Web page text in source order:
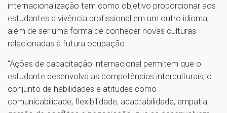
internacionalização tem como objetivo proporcionar aos
estudantes a vivência profissional em um outro idioma,
além de ser uma forma de conhecer novas culturas
relacionadas à futura ocupação.
“Ações de capacitação internacional permitem que o
estudante desenvolva as competências interculturais, o
conjunto de habilidades e atitudes como
comunicabilidade, flexibilidade, adaptabilidade, empatia,